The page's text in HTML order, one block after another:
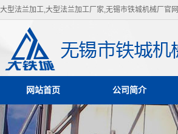
大型法兰加工,大型法兰加工厂家,无锡市铁城机械厂官网
网站首页 公司简介